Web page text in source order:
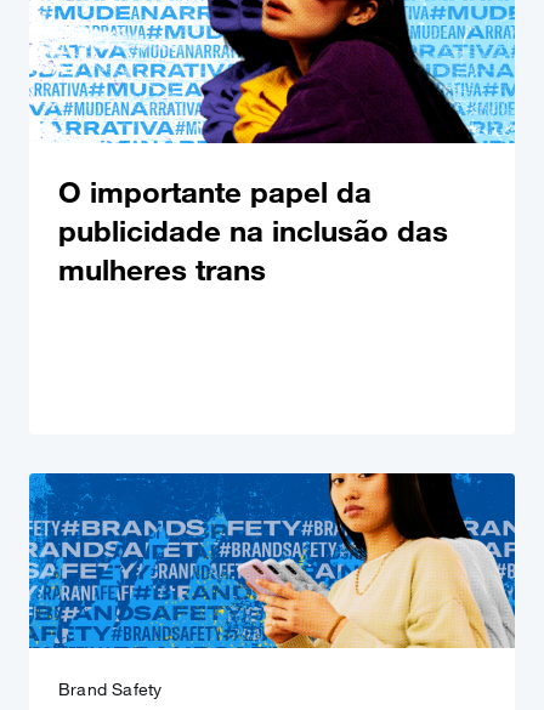
O importante papel da
publicidade na inclusão das
mulheres trans
Brand Safety